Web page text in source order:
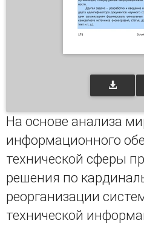
На основе анализа
информационного
технической сферы
решения по
реорганизации
технической